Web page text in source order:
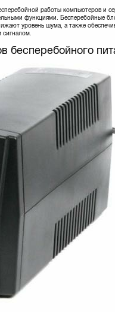
работы компьютеров и
функциями. Бесперебойные
уровень шума, а также
бесперебойного